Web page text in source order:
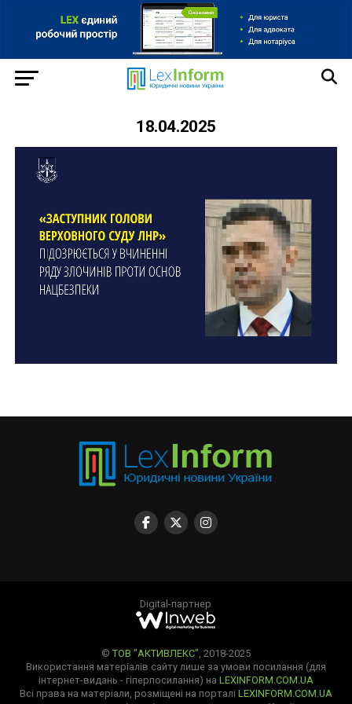
18.04.2025
Digital-партнер
© ТОВ "АКТИВЛЕКС", 2018-2025
Використання матеріалів сайту лише за умови посилання (для
інтернет-видань - гіперпосилання) на LEXINFORM.COM.UA
Всі права на матеріали, розміщені на порталі LEXINFORM.COM.UA